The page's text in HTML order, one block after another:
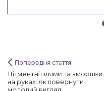
Попередня стаття
Пігментні плями та зморшки
на руках: як повернути
молодий вигляд